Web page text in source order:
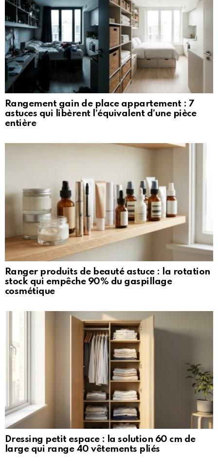
Rangement gain de place appartement : 7
astuces qui libèrent l’équivalent d’une pièce
entière
Ranger produits de beauté astuce : la rotation
stock qui empêche 90% du gaspillage
cosmétique
Dressing petit espace : la solution 60 cm de
large qui range 40 vêtements pliés